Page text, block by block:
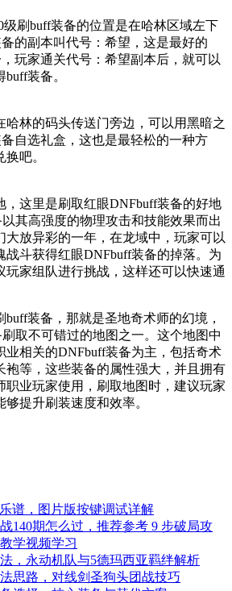
级刷buff装备的位置是在哈林区域左下
的副本叫代号：希望，这是最好的
玩家通关代号：希望副本后，就可以
装备。
哈林的码头传送门旁边，可以用黑暗之
自选礼盒，这也是最轻松的一种方
吧。
，这里是刷取红眼DNFbuff装备的好地
其高强度的物理攻击和技能效果而出
大放异彩的一年，在龙域中，玩家可以
战斗获得红眼DNFbuff装备的掉落。为
玩家组队进行挑战，这样还可以快速通
装备，那就是圣地奇术师的幻境，
取不可错过的地图之一。这个地图中
业相关的DNFbuff装备为主，包括奇术
袍等，这些装备的属性强大，并且拥有
职业玩家使用，刷取地图时，建议玩家
提升刷装速度和效率。
谱，图片版按键调试详解
140期怎么过，推荐参考 9 步破局攻
学视频学习
，永动机队与5德玛西亚羁绊解析
思路，对线剑圣狗头团战技巧